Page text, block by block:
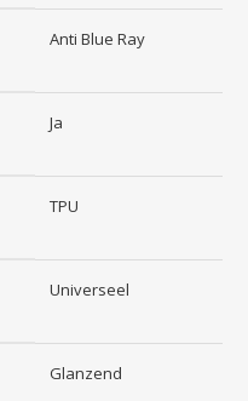
Anti Blue Ray
Ja
TPU
Universeel
Glanzend